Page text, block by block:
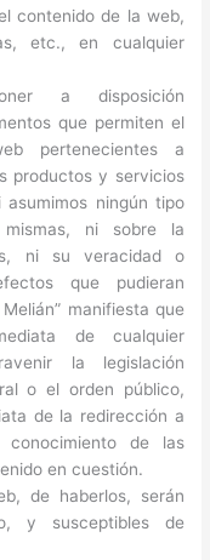
contenido de la web,
etc., en cualquier
a disposición
que permiten el
pertenecientes a
productos y servicios
ningún tipo
mismas, ni sobre la
ni su veracidad o
que pudieran
manifiesta que
de cualquier
la legislación
o el orden público,
de la redirección a
de las
en cuestión.
de haberlos, serán
y susceptibles de